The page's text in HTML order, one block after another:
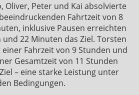
Oliver, Peter und Kai absolvierte
Fahrtzeit von 8
inklusive Pausen erreichten
22 Minuten das Ziel. Torsten
Fahrzeit von 9 Stunden und
Gesamtzeit von 11 Stunden
– eine starke Leistung unter
Bedingungen.